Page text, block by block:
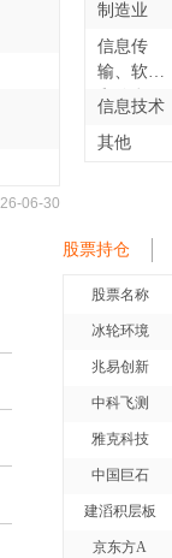
06-30
制造业
信息传
输、软件
和信息
信息技术
其他
股票持仓
股票名称
冰轮环境
兆易创新
中科飞测
雅克科技
中国巨石
建滔积层板
京东方A